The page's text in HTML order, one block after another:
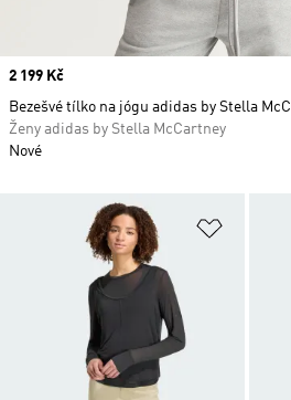
Přidat
Price
2 199 Kč
Bezešvé tílko na jógu adidas by Stella
Ženy adidas by Stella McCartney
Nové